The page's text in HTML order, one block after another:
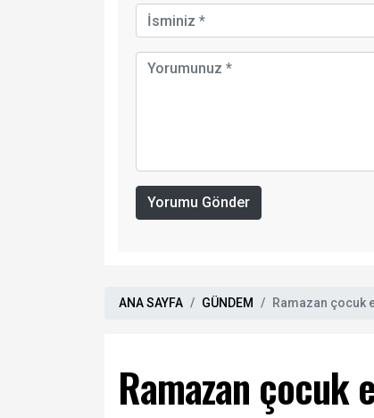
Yorumu Gönder
ANA SAYFA GÜNDEM Ramazan çocuk
Ramazan